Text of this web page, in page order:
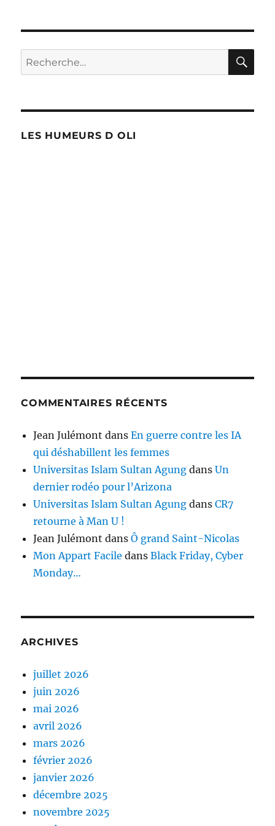
Recherche
pour :
LES HUMEURS D OLI
COMMENTAIRES RÉCENTS
Jean Julémont dansEn guerre contre les IA
qui déshabillent les femmes
Universitas Islam Sultan Agung dansUn
dernier rodéo pour l’Arizona
Universitas Islam Sultan Agung dansCR7
retourne à Man U !
Jean Julémont dansÔ grand Saint-Nicolas
Mon Appart Facile dansBlack Friday, Cyber
Monday…
ARCHIVES
juillet 2026
juin 2026
mai 2026
avril 2026
mars 2026
février 2026
janvier 2026
décembre 2025
novembre 2025